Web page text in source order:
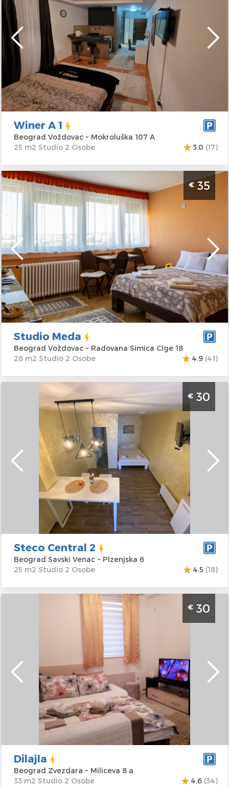
Beograd
Lokacija:
Beograd
Voždovac
Adresa:
Mokroluška 107 A
Cena32 €
Gosti:2
Kvadratura : 25
m2
Struktura :
Studio
Winer A 1
Beograd Voždovac ~ Mokroluška 107 A
25 m2 Studio 2 Osobe
3.0 (17)
Studio Apartman Studio Meda Beograd
Vozdovac
Beograd
Voždovac
Adresa:Radovana
Simica Cige 18
Cena
Gosti:
Kvadratura :
m2
Struktura :Studio
€35
Studio Meda
Beograd Voždovac ~ Radovana Simica Cige 18
28 m2 Studio 2 Osobe
4.9(41)
Studio Apartman steco central 2 Beograd Savski
Venac. Studio povrsine 25m2, za 2 osobe.
Lokacija:Beograd
Savski Venac
Adresa:
Plzenjska
30 €
Gosti:2
Kvadratura :
m2
Struktura : Studio
€30
Steco Central 2
Beograd Savski Venac ~ Plzenjska 6
25 m2 Studio 2 Osobe
4.5 (18)
Studio Apartman Dilajla Beograd Zvezdara je
lepo uredjen stan na dan za 2 osobe u Mirijevu
Zvezdara
Adresa: Miliceva 8
30 €
Gosti:2
Kvadratura :33
m2
Struktura :Studio
€30
Dilajla
Beograd Zvezdara ~ Miliceva 8 a
33 m2 Studio 2 Osobe
4.6(34)